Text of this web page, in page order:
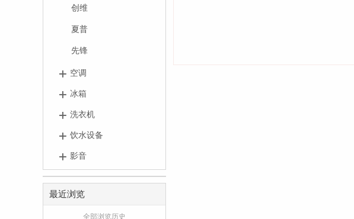
创维
夏普
先锋
空调
冰箱
洗衣机
饮水设备
影音
最近浏览
全部浏览历史